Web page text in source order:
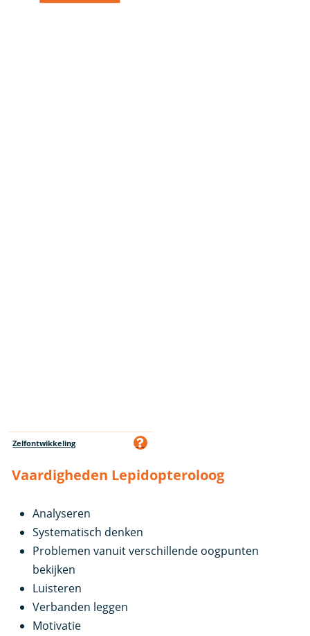
Zelfontwikkeling
Vaardigheden Lepidopteroloog
Analyseren
Systematisch denken
Problemen vanuit verschillende oogpunten
bekijken
Luisteren
Verbanden leggen
Motivatie